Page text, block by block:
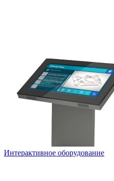
Интерактивное оборудование